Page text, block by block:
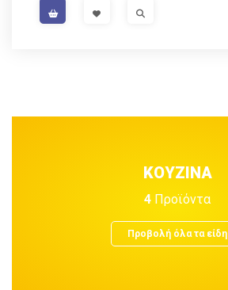
VISIT LINKVISIT LINK
ΚΟΥΖΙΝΑ
4 Προϊόντα
Προβολή όλα τα είδη